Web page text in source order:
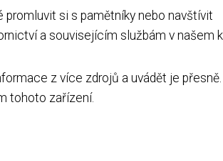
promluvit si s pamětníky nebo navštívit
a souvisejícím službám v našem
z více zdrojů a uvádět je
tohoto zařízení.